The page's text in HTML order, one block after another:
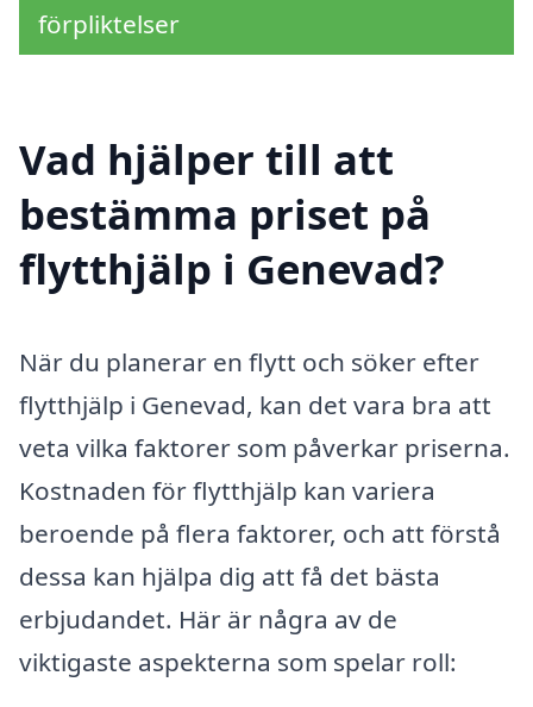
förpliktelser
Vad hjälper till att
bestämma priset på
flytthjälp i Genevad?
När du planerar en flytt och söker efter
flytthjälp i Genevad, kan det vara bra att
veta vilka faktorer som påverkar priserna.
Kostnaden för flytthjälp kan variera
beroende på flera faktorer, och att förstå
dessa kan hjälpa dig att få det bästa
erbjudandet. Här är några av de
viktigaste aspekterna som spelar roll: